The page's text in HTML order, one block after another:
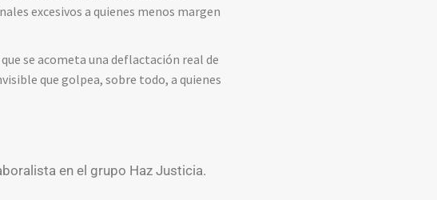
excesivos a quienes menos margen
se acometa una deflactación real de
que golpea, sobre todo, a quienes
en el grupo Haz Justicia.